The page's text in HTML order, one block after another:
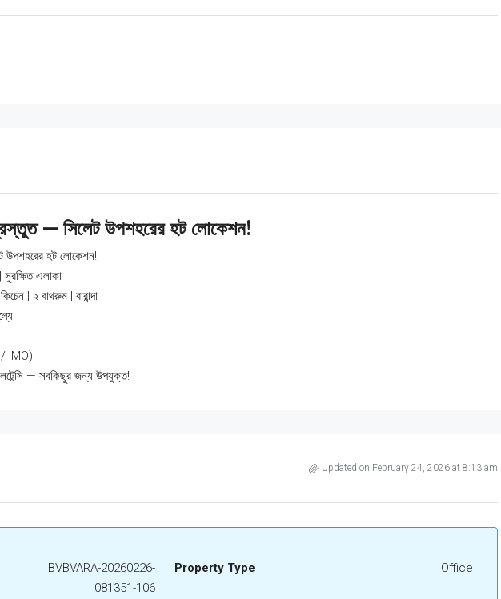
— সিলেট উপশহরের হট লোকেশন!
হট লোকেশন!
এলাকা
| ২ বাথরুম | বারান্দা
IMO)
— সবকিছুর জন্য উপযুক্ত!
Updated on February 24, 2026 at 8:13 am
BVBVARA-20260226-
081351-106
Property Type Office